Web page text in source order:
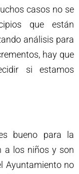
casos no se
que están
análisis para
hay que
si estamos
bueno para la
a los niños y son
Ayuntamiento no